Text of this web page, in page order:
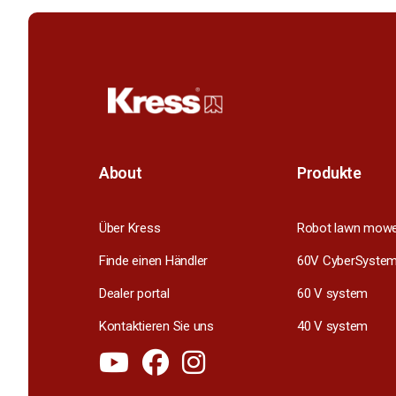
About
Über Kress
Finde einen Händler
Dealer portal
Kontaktieren Sie uns
Produkte
Robot lawn
60V CyberSystem
60 V system
40 V system